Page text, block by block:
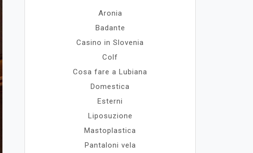
Aronia
Badante
Casino in Slovenia
Colf
Cosa fare a Lubiana
Domestica
Esterni
Liposuzione
Mastoplastica
Pantaloni vela